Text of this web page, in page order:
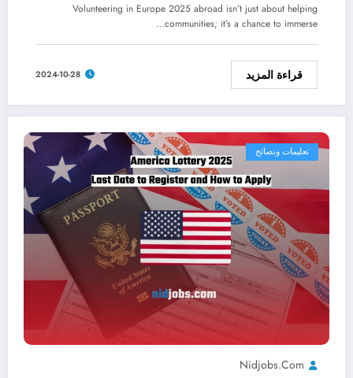
Volunteering in Europe 2025 abroad isn’t just about helping
communities; it’s a chance to immerse…
قراءة المزيد 2024-10-28
تعليمات ونصائح
Nidjobs.com